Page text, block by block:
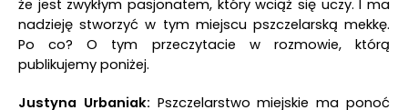
że jest zwykłym pasjonatem, który wciąż się uczy. I ma
nadzieję stworzyć w tym miejscu pszczelarską mekkę.
Po co? O tym przeczytacie w rozmowie, którą
publikujemy poniżej.
Justyna Urbaniak: Pszczelarstwo miejskie ma ponoć